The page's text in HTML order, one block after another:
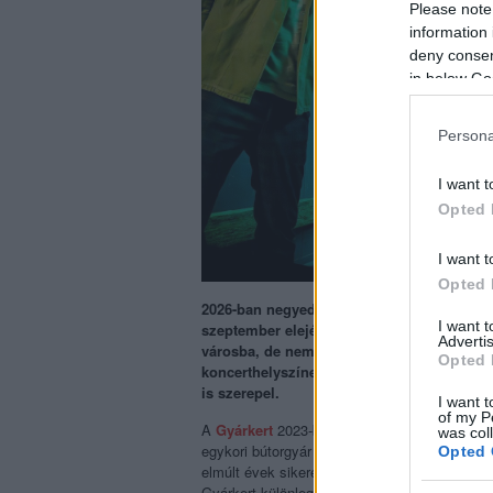
Please
information
deny
in below
I want
Opted
I want
Opted
I want
Opted
I want
of my
was
Opted
2026-ban negyedik alkalommal nyitja
szeptember elejéig tartó programsorozat
városba, de nemzetközi előadók is
koncerthelyszínen. Az első 10 bejelentett
is szerepel.
A Gyárkert 2023-ban, a
egykori bútorgyár területén, és már az első
elmúlt évek sikere jól példázza, hogyan